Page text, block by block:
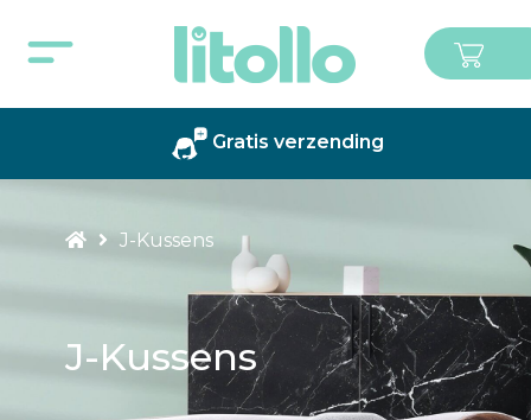
Gratis verzending
J-Kussens
J-Kussens